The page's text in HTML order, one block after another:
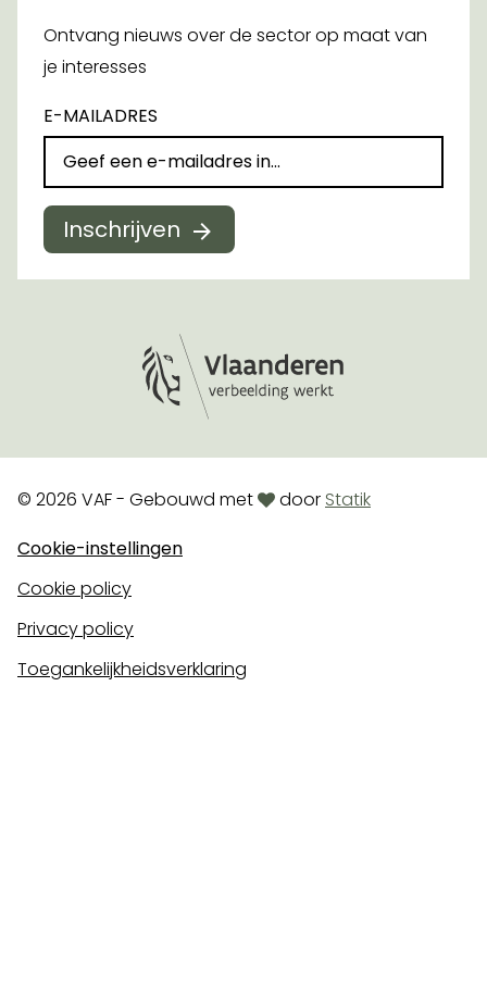
Ontvang nieuws over de sector op maat van
je interesses
E-MAILADRES
Inschrijven
© 2026 VAF - Gebouwd metlovedoor Statik
Cookie-instellingen
Cookie policy
Privacy policy
Toegankelijkheidsverklaring